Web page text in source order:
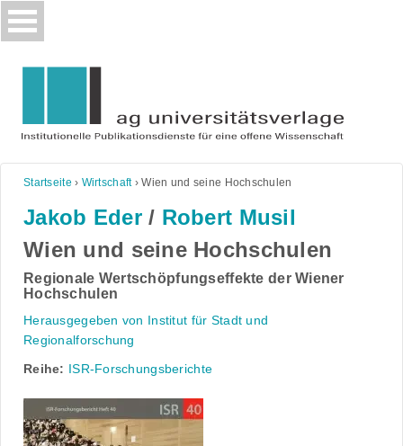
Skip
to
Startseite › Wirtschaft›Wien und seine Hochschulen
Jakob Eder/ Robert Musil
Wien und seine Hochschulen
Regionale Wertschöpfungseffekte der Wiener
Hochschulen
Herausgegeben von Institut für Stadt und
Regionalforschung
Reihe: ISR-Forschungsberichte